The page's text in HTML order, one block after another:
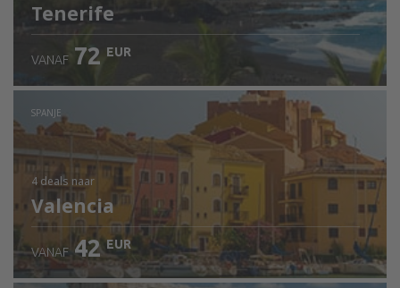
Tenerife
VANAF 72 EUR
SPANJE
4 deals naar
Valencia
VANAF 42 EUR